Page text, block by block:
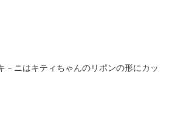
－ニはキティちゃんのリポンの形にカッ